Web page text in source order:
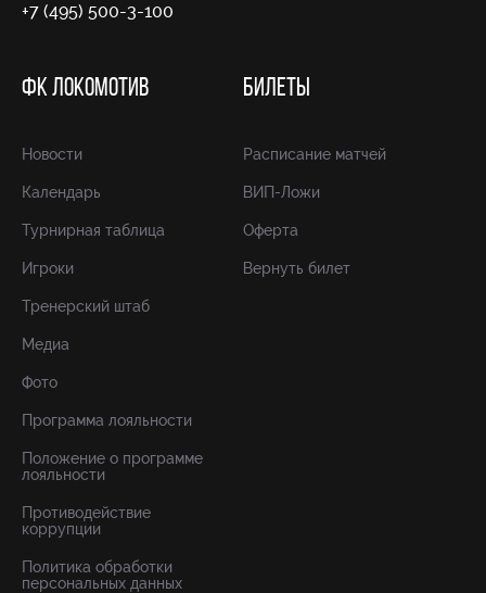
+7 (495) 500-3-100
ФК ЛОКОМОТИВ
Новости
Календарь
Турнирная таблица
Игроки
Тренерский штаб
Медиа
Фото
Программа лояльности
Положение о программе
лояльности
Противодействие
коррупции
Политика обработки
персональных данных
БИЛЕТЫ
Расписание матчей
ВИП-Ложи
Оферта
Вернуть билет